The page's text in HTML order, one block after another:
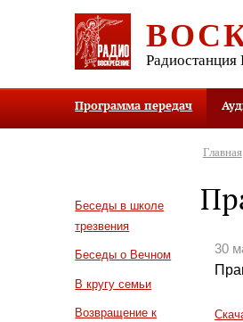
Радиостанция
Программа передач
Беседы в школе
трезвения
Беседы о Вечном
В кругу семьи
Возвращение к
Главная
30